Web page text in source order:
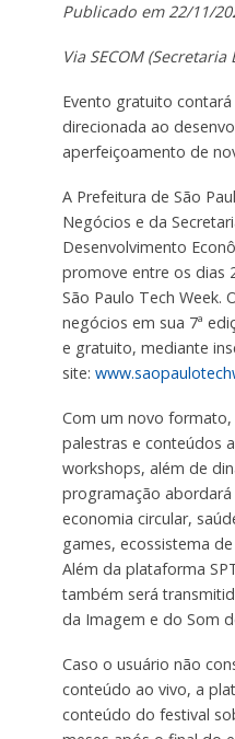
Publicado em 22/11/
Via SECOM
Evento gratuito
direcionada ao
aperfeiçoamento de
A Prefeitura de São
Negócios e da
Desenvolvimento
promove entre os dias
São Paulo Tech Week.
negócios em sua 7ª
e gratuito, mediante
site:
Com um novo
palestras e conteúdos
workshops, além de
programação
economia circular,
games, ecossistema
Além da plataforma
também será
da Imagem e do Som
Caso o usuário não
conteúdo ao vivo, a
conteúdo do festival